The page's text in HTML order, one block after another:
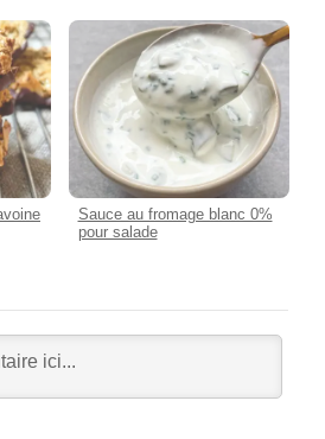
Sauce au fromage blanc 0%
pour salade